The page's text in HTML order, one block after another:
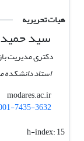
هیات تحریریه
سید
دکتری مدیریت
استاد دانشکده
khodadad
modares.ac.ir
7435-3632
h-index:15